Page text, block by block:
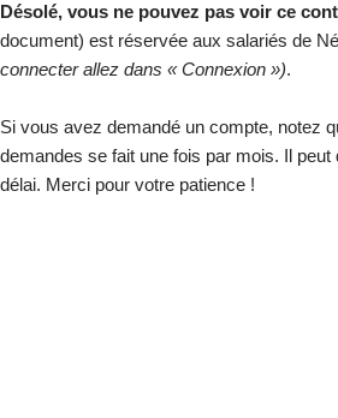
Désolé, vous ne pouvez pas voir ce
document) est réservée aux salariés de
connecter allez dans « Connexion »).
Si vous avez demandé un compte, notez
demandes se fait une fois par mois. Il
délai. Merci pour votre patience !